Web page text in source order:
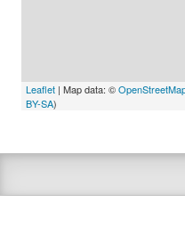
Leaflet | Map data: ©
BY-SA)